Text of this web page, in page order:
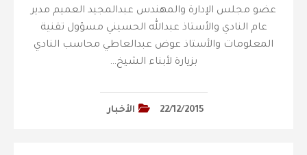
عضو مجلس الإدارة والمهندس عبدالمجيد العميم مدير
عام النادي والأستاذ عبدالله الحسيني مسؤول تقنية
المعلومات والأستاذ عوض عبدالعاطي محاسب النادي
بزيارة لأبناء الشيخ…
22/12/2015 الأخبار